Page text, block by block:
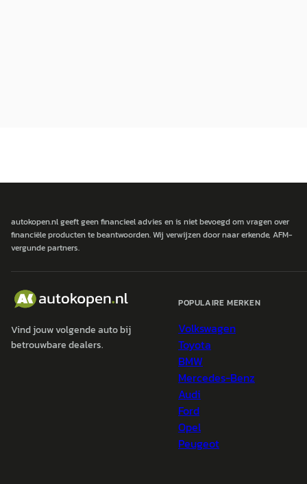
autokopen.nl geeft geen financieel advies en is niet bevoegd om vragen over
financiële producten te beantwoorden. Wij verwijzen door naar erkende, AFM-
vergunde partners.
Vind jouw volgende auto bij
betrouwbare dealers.
POPULAIRE MERKEN
Volkswagen
Toyota
BMW
Mercedes-Benz
Audi
Ford
Opel
Peugeot